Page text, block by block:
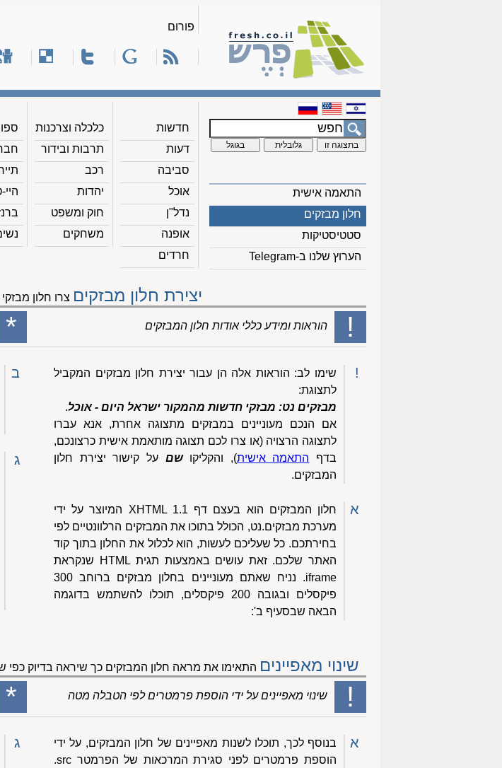
פורום
התאמה אישית
חלון מבזקים
סטטיסטיקות
הערוץ שלנו ב-Telegram
חדשות
דעות
סביבה
אוכל
נדל"ן
אופנה
חרדים
כלכלה וצרכנות
תרבות ובידור
רכב
יהדות
חוק ומשפט
משחקים
יצירת חלון מבזקים צרו חלון
! הוראות ומידע כללי אודות חלון המבזקים *
!
שימו לב: הוראות אלה הן עבור יצירת חלון מבזקים המקביל
לתצוגת:
מבזקים נט: מבזקי חדשות מהמקור ישראל היום - אוכל.
אם הנכם מעוניינים במבזקים מתצוגה אחרת, אנא עברו
לתצוגה הרצויה (או צרו לכם תצוגה מותאמת אישית כרצונכם,
בדף התאמה אישית), והקליקושם על קישור יצירת חלון
המבזקים.
א
חלון המבזקים הוא בעצם דף XHTML 1.1 המיוצר על ידי
מערכת מבזקים.נט, הכולל בתוכו את המבזקים הרלוונטיים לפי
בחירתכם. כל שעליכם לעשות, הוא לכלול את החלון בתוך קוד
האתר שלכם. זאת עושים באמצעות תגית HTML שנקראת
iframe. נניח שאתם מעוניינים בחלון מבזקים ברוחב 300
פיקסלים ובגובה 200 פיקסלים, תוכלו להשתמש בדוגמה
הבאה שבסעיף ב':
ב
ג
שינוי מאפיינים התאימו את מראה חלון המבזקים כך שיראה בדיוק כפי
! שינוי מאפיינים על ידי הוספת פרמטרים לפי הטבלה מטה *
א
בנוסף לכך, תוכלו לשנות מאפיינים של חלון המבזקים, על ידי
הוספת פרמטרים לפני סגירת המרכאות של הפרמטר src.
ג